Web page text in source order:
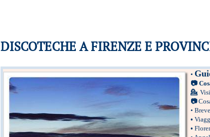
DISCOTECHE A FIRENZE E
•
📷
💁
📷
•
•
•